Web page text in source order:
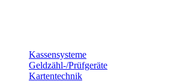
Kassensysteme
Geldzähl-/Prüfgeräte
Kartentechnik